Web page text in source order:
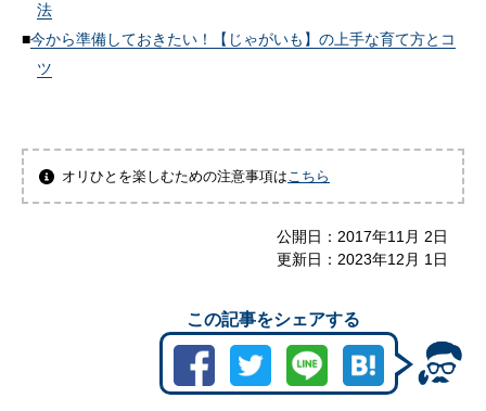
法
今から準備しておきたい！【じゃがいも】の上手な育て方とコ
ツ
オリひとを楽しむための注意事項はこちら
公開日： 2017年11月 2日
更新日： 2023年12月 1日
この記事をシェアする